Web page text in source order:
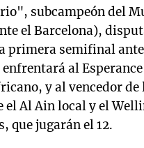
subcampeón del
el Barcelona),
primera semifinal
al
y al vencedor
el Al Ain local y el
que jugarán el 12.